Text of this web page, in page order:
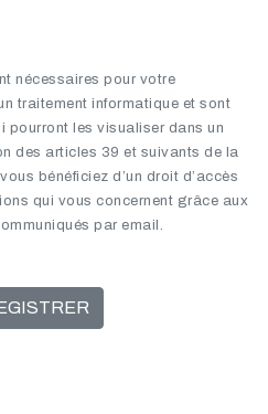
nécessaires pour votre
traitement informatique et sont
les visualiser dans un
des articles 39 et suivants de la
bénéficiez d’un droit d’accès
qui vous concernent grâce aux
par email.